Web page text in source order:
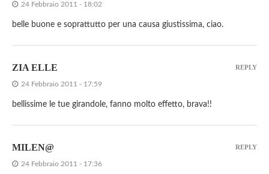
24 Febbraio 2011 - 18:02
belle buone e soprattutto per una causa giustissima, ciao.
ZIA ELLE
24 Febbraio 2011 - 17:59
bellissime le tue girandole, fanno molto effetto, brava!!
REPLY
MILEN@
24 Febbraio 2011 - 17:36
REPLY